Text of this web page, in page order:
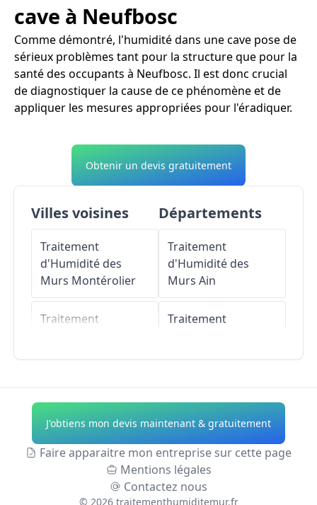
cave à Neufbosc
Comme démontré, l'humidité dans une cave pose de
sérieux problèmes tant pour la structure que pour la
santé des occupants à Neufbosc. Il est donc crucial
de diagnostiquer la cause de ce phénomène et de
appliquer les mesures appropriées pour l'éradiquer.
Obtenir un devis gratuitement
Villes voisines
Traitement
d'Humidité des
Murs Montérolier
Traitement
Traitement
d'Humidité des
Murs Bradiancourt
Traitement
d'Humidité des
Mathonville
Départements
Traitement
d'Humidité des
Murs Ain
Traitement
Traitement
d'Humidité des
Murs Allier
Traitement
d'Humidité des
MursAlpes-de-
J'obtiens mon devis maintenant & gratuitement
Faire apparaitre mon entreprise sur cette page
Mentions légales
Contactez nous
© 2026 traitementhumiditemur.fr